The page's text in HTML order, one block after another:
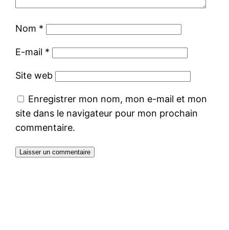
Nom *
E-mail *
Site web
Enregistrer mon nom, mon e-mail et mon
site dans le navigateur pour mon prochain
commentaire.